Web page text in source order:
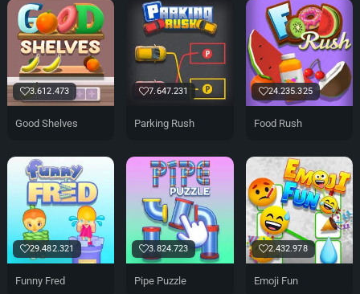
3.612.473
Good Shelves
7.647.231
Parking Rush
24.235.325
Food Rush
29.482.321
Funny Fred
3.824.723
Pipe Puzzle
2.432.978
Emoji Fun